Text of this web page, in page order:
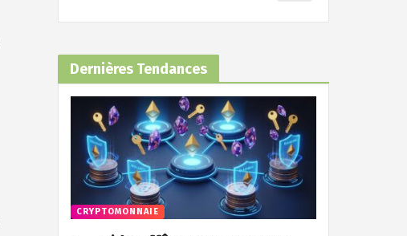
Dernières Tendances
CRYPTOMONNAIE